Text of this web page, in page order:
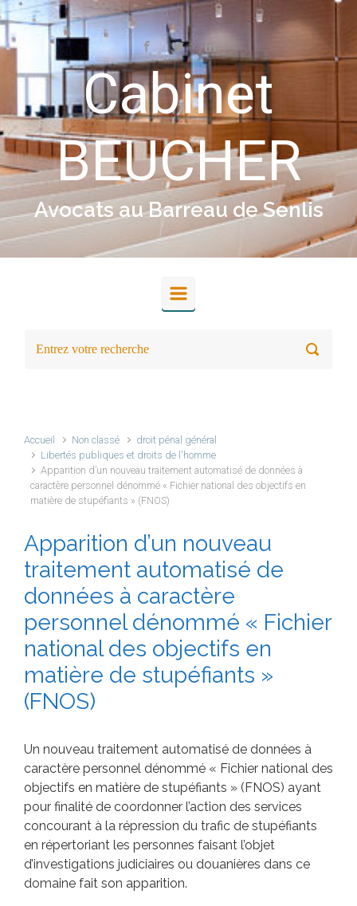
Skip to main content
Cabinet
BEUCHER
Avocats au Barreau de Senlis
Accueil Non classé
droit pénal général
Libertés publiques et droits de l'homme
Apparition d’un nouveau traitement automatisé de données à
caractère personnel dénommé « Fichier national des objectifs en
matière de stupéfiants » (FNOS)
Apparition d’un nouveau
traitement automatisé de
données à caractère
personnel dénommé « Fichier
national des objectifs en
matière de stupéfiants »
(FNOS)
Un nouveau traitement automatisé de données à
caractère personnel dénommé « Fichier national des
objectifs en matière de stupéfiants » (FNOS) ayant
pour finalité de coordonner l’action des services
concourant à la répression du trafic de stupéfiants
en répertoriant les personnes faisant l’objet
d’investigations judiciaires ou douanières dans ce
domaine fait son apparition.